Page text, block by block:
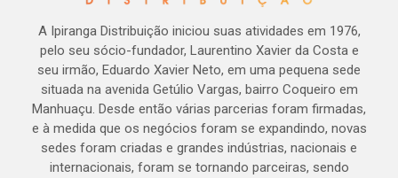
A Ipiranga Distribuição iniciou suas atividades em 1976,
pelo seu sócio-fundador, Laurentino Xavier da Costa e
seu irmão, Eduardo Xavier Neto, em uma pequena sede
situada na avenida Getúlio Vargas, bairro Coqueiro em
Manhuaçu. Desde então várias parcerias foram firmadas,
e à medida que os negócios foram se expandindo, novas
sedes foram criadas e grandes indústrias, nacionais e
internacionais, foram se tornando parceiras, sendo